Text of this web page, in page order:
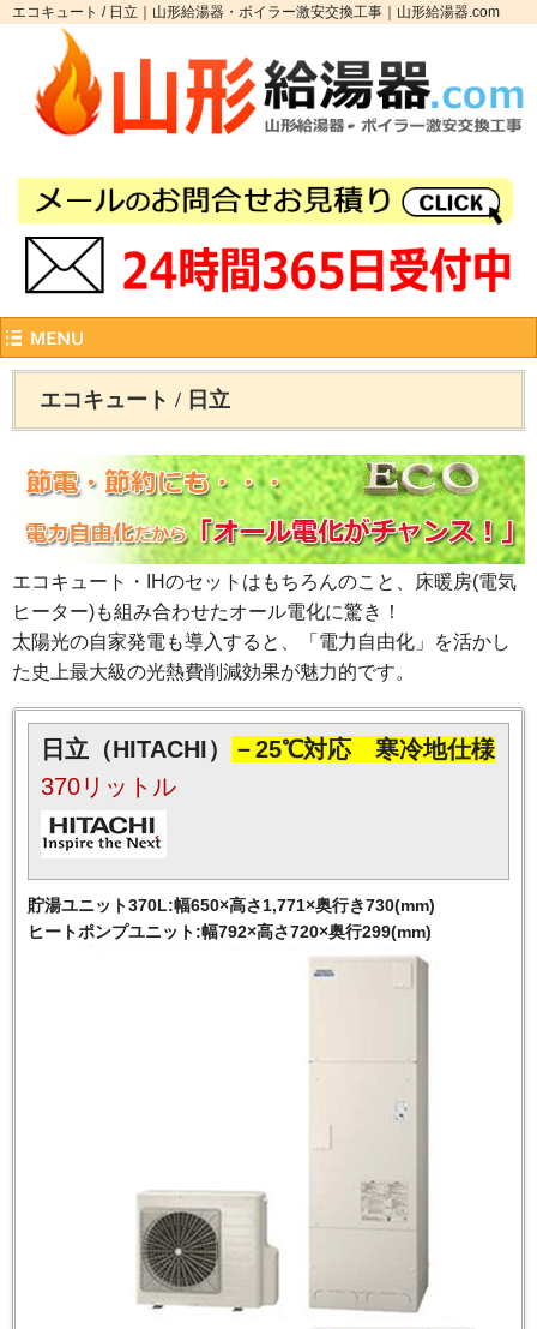
エコキュート / 日立｜山形給湯器・ボイラー激安交換工事｜山形給湯器.com
エコキュート / 日立
エコキュート・IHのセットはもちろんのこと、床暖房(電気
ヒーター)も組み合わせたオール電化に驚き！
太陽光の自家発電も導入すると、「電力自由化」を活かし
た史上最大級の光熱費削減効果が魅力的です。
日立（HITACHI）
－25℃対応 寒冷地仕様
370リットル
貯湯ユニット370L:幅650×高さ1,771×奥行き730(mm)
ヒートポンプユニット:幅792×高さ720×奥行299(mm)